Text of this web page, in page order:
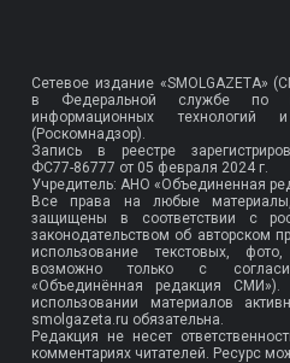
Сетевое издание «SMOLGAZETA»
в Федеральной службе по
информационных технологий
(Роскомнадзор).
Запись в реестре
ФС77-86777 от 05 февраля 2024 г.
Учредитель: АНО «Объединенная
Все права на любые
защищены в соответствии с
законодательством об авторском
использование текстовых,
возможно только с
«Объединённая редакция
использовании материалов
smolgazeta.ru обязательна.
Редакция не несет
комментариях читателей. Ресурс